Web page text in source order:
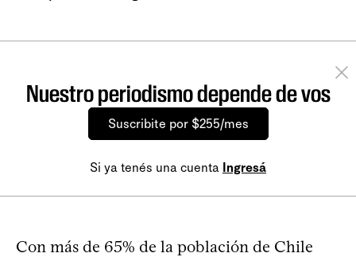
Nuestro periodismo depende de vos
Suscribite por $255/mes
Si ya tenés una cuenta Ingresá
Con más de 65% de la población de Chile